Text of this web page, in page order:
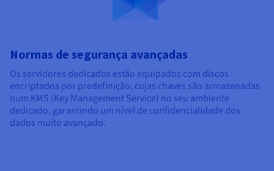
Normas de segurança avançadas
Os servidores dedicados estão equipados com discos
encriptados por predefinição, cujas chaves são armazenadas
num KMS (Key Management Service) no seu ambiente
dedicado, garantindo um nível de confidencialidade dos
dados muito avançado.